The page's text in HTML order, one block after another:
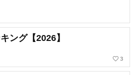
ング【2026】
favorite_border 3